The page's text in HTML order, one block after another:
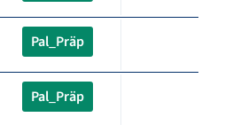
Pal_Präp
Pal_Präp